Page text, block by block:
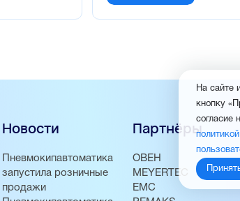
Новости
Пневмокипавтоматика
запустила розничные
продажи
Партнёры
ОВЕН
MEYERTEC
EMC
На сайте
кнопку
согласие